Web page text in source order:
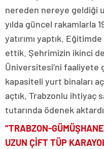
nereden nereye geldiği
yılda güncel rakamlarla
yatırımı yaptık.
ettik. Şehrimizin ikinci
Üniversitesi’ni faaliyete
kapasiteli yurt binaları
açtık. Trabzonlu ihtiyaç
tutarında ödenek
“TRABZON-
UZUN ÇİFT TÜP